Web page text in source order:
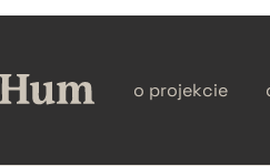
o projekcie